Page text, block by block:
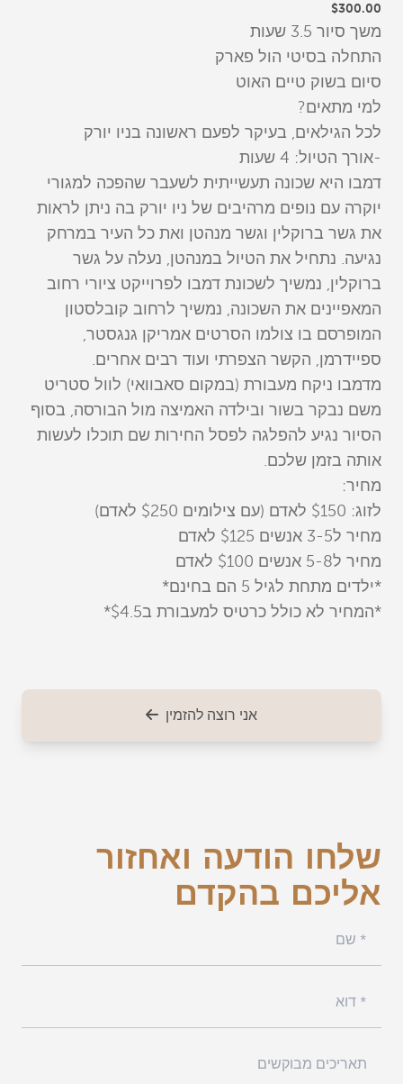
$300.00
משך סיור 3.5 שעות
התחלה בסיטי הול פארק
סיום בשוק טיים האוט
למי מתאים?
לכל הגילאים, בעיקר לפעם ראשונה בניו יורק
-אורך הטיול: 4 שעות
דמבו היא שכונה תעשייתית לשעבר שהפכה למגורי
יוקרה עם נופים מרהיבים של ניו יורק בה ניתן לראות
את גשר ברוקלין וגשר מנהטן ואת כל העיר במרחק
נגיעה. נתחיל את הטיול במנהטן, נעלה על גשר
ברוקלין, נמשיך לשכונת דמבו לפרוייקט ציורי רחוב
המאפיינים את השכונה, נמשיך לרחוב קובלסטון
המופרסם בו צולמו הסרטים אמריקן גנגסטר,
ספיידרמן, הקשר הצפרתי ועוד רבים אחרים.
מדמבו ניקח מעבורת (במקום סאבוואי) לוול סטריט
משם נבקר בשור ובילדה האמיצה מול הבורסה, בסוף
הסיור נגיע להפלגה לפסל החירות שם תוכלו לעשות
אותה בזמן שלכם.
מחיר:
לזוג: $150 לאדם (עם צילומים $250 לאדם)
מחיר ל3-5 אנשים $125 לאדם
מחיר ל5-8 אנשים $100 לאדם
*ילדים מתחת לגיל 5 הם בחינם*
*המחיר לא כולל כרטיס למעבורת ב$4.5*
אני רוצה להזמין
שלחו הודעה ואחזור
אליכם בהקדם